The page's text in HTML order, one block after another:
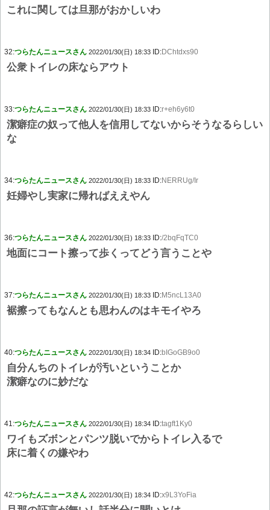
これに関しては旦那がおかしいわ
32:つらたんニュースさん 2022/01/30(日) 18:33 ID:DChtdxs90
公衆トイレの床ならアウト
33:つらたんニュースさん 2022/01/30(日) 18:33 ID:r+eh6y6t0
潔癖症の奴って他人を信用してないからそうなるらしい
な
34:つらたんニュースさん 2022/01/30(日) 18:33 ID:NERRUg/Ir
妊婦やし実家に帰ればええやん
36:つらたんニュースさん 2022/01/30(日) 18:33 ID:/2bqFqTC0
地面にコート擦って歩くってどう言うことや
37:つらたんニュースさん 2022/01/30(日) 18:33 ID:M5ncL13A0
裾擦ってもなんとも思わんのはキモイやろ
40:つらたんニュースさん 2022/01/30(日) 18:34 ID:bIGoGB9o0
自分んちのトイレが汚いということか
潔癖なのに妙だな
41:つらたんニュースさん 2022/01/30(日) 18:34 ID:tagft1Ky0
ワイもズボンとパンツ脱いでからトイレ入るで
床に着くの嫌やわ
42:つらたんニュースさん 2022/01/30(日) 18:34 ID:x9L3YoFia